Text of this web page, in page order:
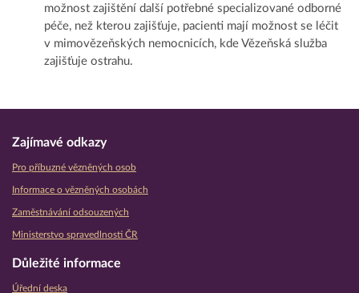
možnost zajištění další potřebné specializované odborné
péče, než kterou zajišťuje, pacienti mají možnost se léčit
v mimovězeňských nemocnicích, kde Vězeňská služba
zajišťuje ostrahu.
Zajímavé odkazy
Pro příbuzné vězněných osob
Informace o vězněných osobách
Zaměstnávání odsouzených
Ministerstvo spravedlnosti ČR
Důležité informace
Úřední deska